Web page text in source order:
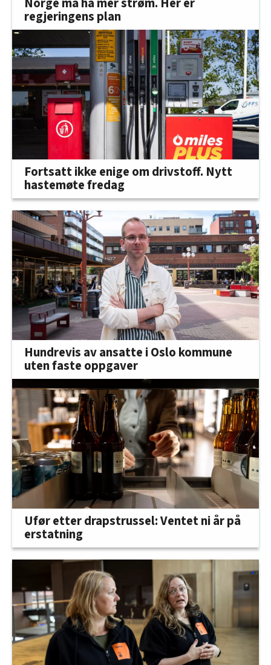
regjeringens plan
Fortsatt ikke enige om drivstoff. Nytt
hastemøte fredag
Hundrevis av ansatte i Oslo kommune
uten faste oppgaver
Ufør etter drapstrussel: Ventet ni år på
erstatning